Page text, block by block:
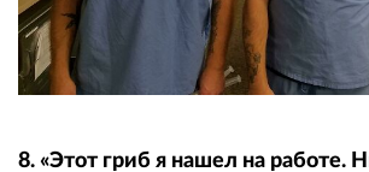
8. «Этот гриб я нашел на работе.